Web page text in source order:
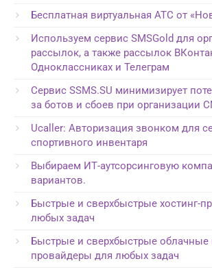
Бесплатная виртуальная АТС от
Используем сервис SMSGold для
рассылок, а также рассылок
Одноклассниках и Телеграм
Сервис SSMS.SU минимизирует
за ботов и сбоев при организации
Ucaller: Авторизация звонком для
спортивного инвентаря
Выбираем ИТ-аутсорсинговую
вариантов.
Быстрые и сверхбыстрые хостинг-
любых задач
Быстрые и сверхбыстрые облачные
провайдеры для любых задач